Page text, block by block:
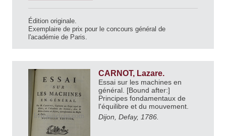
Édition originale.
Exemplaire de prix pour le concours général de
l'académie de Paris.
CARNOT, Lazare.
Essai sur les machines en
général. [Bound after:]
Principes fondamentaux de
l'équilibre et du mouvement.
Dijon, Defay, 1786.